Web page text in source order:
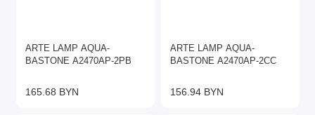
ARTE LAMP AQUA-
BASTONE A2470AP-2PB
165.68 BYN
ARTE LAMP AQUA-
BASTONE A2470AP-2CC
156.94 BYN